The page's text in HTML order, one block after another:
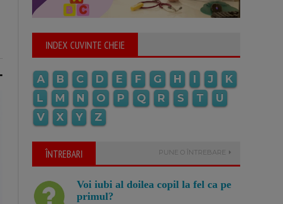
INDEX CUVINTE CHEIE
A B C D E F G H I J
K
L
M N O P Q R S T
U
V
X Y Z
ÎNTREBARI PUNE O ÎNTREBARE
Voi iubi al doilea copil la fel ca pe
primul?